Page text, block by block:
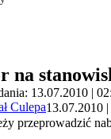
na
13.07.2010 |
Culepa13.07.2010
przeprowadzić